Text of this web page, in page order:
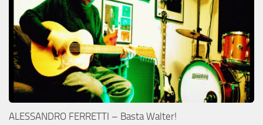
ALESSANDRO FERRETTI – Basta Walter!